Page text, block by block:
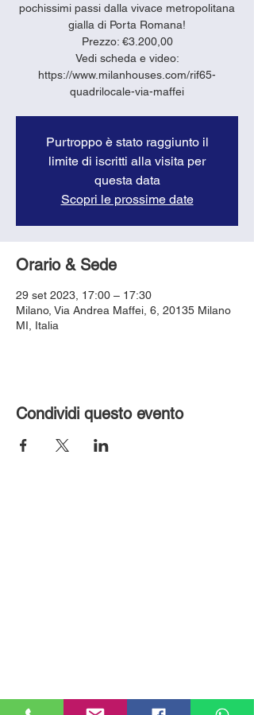
pochissimi passi dalla vivace metropolitana
gialla di Porta Romana!
Prezzo: €3.200,00
Vedi scheda e video:
https://www.milanhouses.com/rif65-
quadrilocale-via-maffei
Purtroppo è stato raggiunto il
limite di iscritti alla visita per
questa data
Scopri le prossime date
Orario & Sede
29 set 2023, 17:00 – 17:30
Milano, Via Andrea Maffei, 6, 20135 Milano
MI, Italia
Condividi questo evento